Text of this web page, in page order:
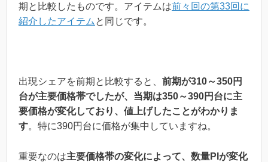
期と比較したものです。アイテムは前々回の第33回に
紹介したアイテム と同じです。
出現シェアを前期と比較すると、 前期が310～350円
台が主要価格帯でしたが、当期は350～390円台に主
要価格が変化しており、値上げしたことがわかりま
す。特に390円台に価格が集中していますね。
重要なのは主要価格帯の変化によって、数量PIが変化